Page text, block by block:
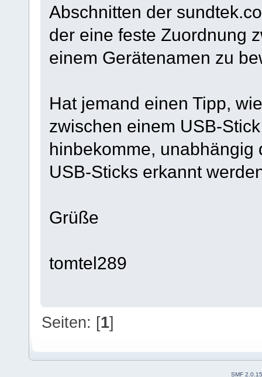
Abschnitten der
der eine feste Zuordnung
einem Gerätenamen zu
Hat jemand einen Tipp,
zwischen einem USB-
hinbekomme,
USB-Sticks erkannt
Grüße
tomtel289
Seiten: [1]
SMF 2.0.15